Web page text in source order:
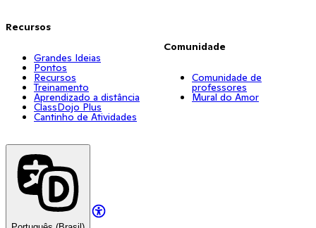
Recursos
Grandes Ideias
Pontos
Recursos
Treinamento
Aprendizado a distância
ClassDojo Plus
Cantinho de Atividades
Comunidade
Comunidade de
professores
Mural do Amor